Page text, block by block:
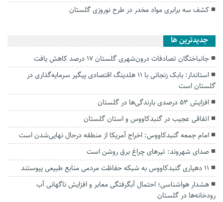
کشف سه برابری مواد مخدر در طرح نوروزی گلستان
جديدترين ها
جانباختگان تصادفات درون‌شهری گلستان ۱۷ درصد کاهش یافت
استاندار: بابک زنجانی با ۱۱ هلدینگ اقتصادی پیگیر سرمایه‌گذاری در
گلستان است
افزایش ۵۳ درصدی بارندگی‌ها در گلستان
اتفاقی عجیب در‌ گنبدکاووس و استان گلستان
امام جمعه گنبدکاووس: اخراج آمریکا از منطقه درحال نهایی‌شدن است
صدای شهروند: تیرهای چراغ برق روشن است
۱۱ دهیاری گنبدکاووس به شبکه حفاظت مردمی منابع طبیعی پیوستند
هشدار هواشناسی؛ احتمال آبگرفتگی معابر و افزایش ناگهانی آب
رودخانه‌ها در گلستان